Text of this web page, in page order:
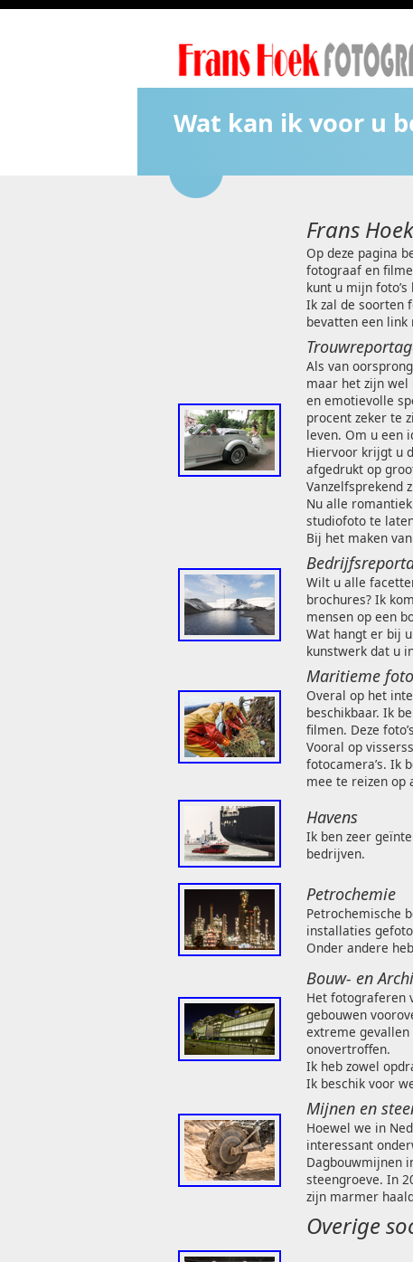
Wat kan ik voor u
Frans
Op deze pagina
fotograaf en
kunt u mijn foto’s
Ik zal de soorten
bevatten een
Als van
maar het zijn wel
en emotievolle
procent zeker te
leven. Om u een
Hiervoor krijgt u
afgedrukt op
Vanzelfsprekend
Nu alle
studiofoto te
Bij het maken
Wilt u alle
brochures? Ik
mensen op een
Wat hangt er bij
kunstwerk dat u
Maritieme
Overal op het
beschikbaar. Ik
filmen. Deze
Vooral op
fotocamera’s. Ik
mee te reizen op
Havens
Ik ben zeer
bedrijven.
Petrochemie
Petrochemische
installaties
Onder andere
Bouw- en
Het fotograferen
gebouwen
extreme gevallen
onovertroffen.
Ik heb zowel
Ik beschik voor
Mijnen en
Hoewel we in
interessant
Dagbouwmijnen
steengroeve. In
zijn marmer
Overige